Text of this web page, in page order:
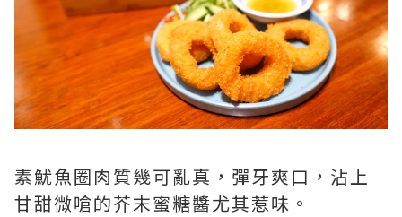
素魷魚圈肉質幾可亂真，彈牙爽口，沾上
甘甜微嗆的芥末蜜糖醬尤其惹味。